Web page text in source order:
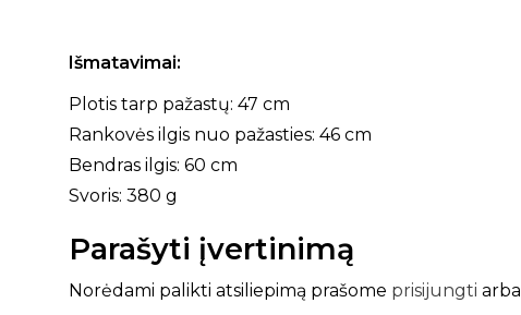
Išmatavimai:
Plotis tarp pažastų: 47 cm
Rankovės ilgis nuo pažasties: 46 cm
Bendras ilgis: 60 cm
Svoris: 380 g
Parašyti įvertinimą
Norėdami palikti atsiliepimą prašome prisijungti arba